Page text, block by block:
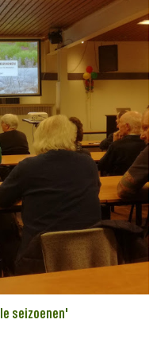
seizoenen'